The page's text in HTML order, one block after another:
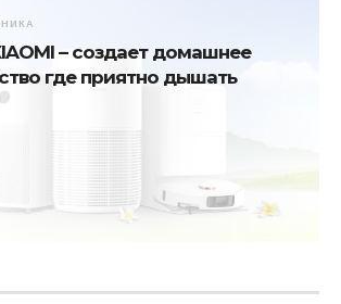
– создает домашнее
где приятно дышать